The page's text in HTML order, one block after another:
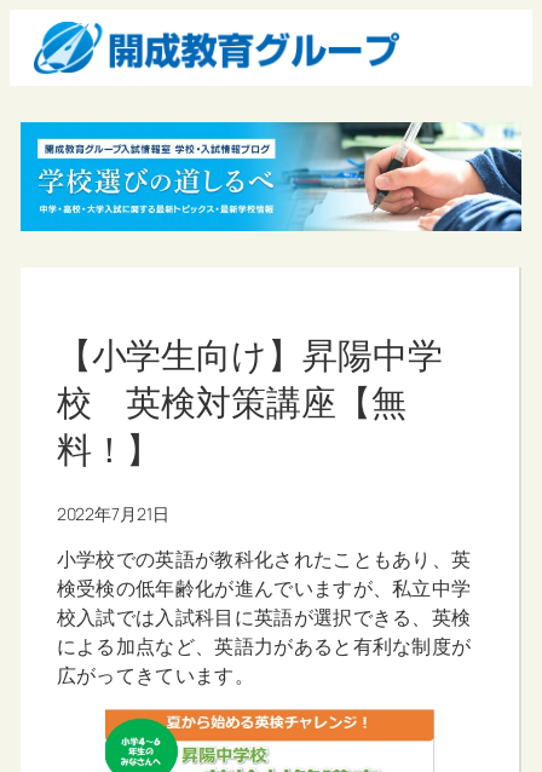
【小学生向け】昇陽中学
校 英検対策講座【無
料！】
2022年7月21日
小学校での英語が教科化されたこともあり、英
検受検の低年齢化が進んでいますが、私立中学
校入試では入試科目に英語が選択できる、英検
による加点など、英語力があると有利な制度が
広がってきています。